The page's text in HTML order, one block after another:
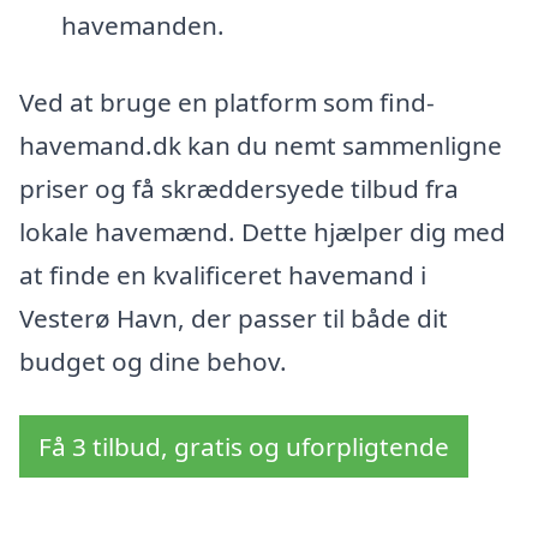
havemanden.
Ved at bruge en platform som find-
havemand.dk kan du nemt sammenligne
priser og få skræddersyede tilbud fra
lokale havemænd. Dette hjælper dig med
at finde en kvalificeret havemand i
Vesterø Havn, der passer til både dit
budget og dine behov.
Få 3 tilbud, gratis og uforpligtende